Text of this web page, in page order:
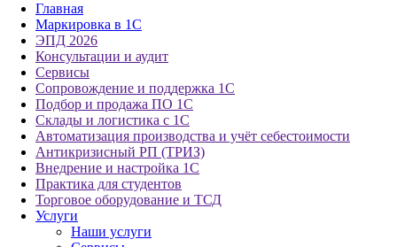
Главная
Маркировка в 1С
ЭПД 2026
Консультации и аудит
Сервисы
Сопровождение и поддержка 1С
Подбор и продажа ПО 1С
Склады и логистика с 1С
Автоматизация производства и учёт себестоимости
Антикризисный РП (ТРИЗ)
Внедрение и настройка 1С
Практика для студентов
Торговое оборудование и ТСД
Услуги
Наши услуги